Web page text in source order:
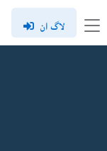
لاگ ان